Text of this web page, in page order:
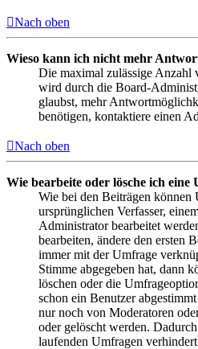
Nach oben
Wieso kann ich nicht mehr
Die maximal zulässige
wird durch die Board-
glaubst, mehr
benötigen, kontaktiere einen
Nach oben
Wie bearbeite oder lösche ich eine
Wie bei den Beiträgen können
ursprünglichen Verfasser,
Administrator bearbeitet
bearbeiten, ändere den ersten
immer mit der Umfrage
Stimme abgegeben hat, dann
löschen oder die
schon ein Benutzer
nur noch von Moderatoren
oder gelöscht werden.
laufenden Umfragen